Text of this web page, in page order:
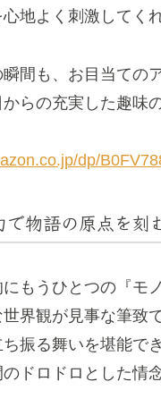
地よく刺激してく
間も、お目当ての
らの充実した趣味
dp/
で物語の原点を刻
もうひとつの『モ
界観が見事な筆致
振る舞いを堪能で
ドロドロとした情